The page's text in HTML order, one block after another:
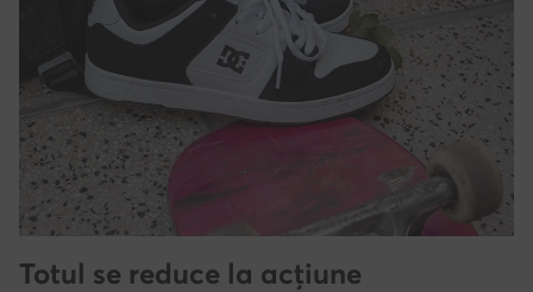
Totul se reduce la acțiune